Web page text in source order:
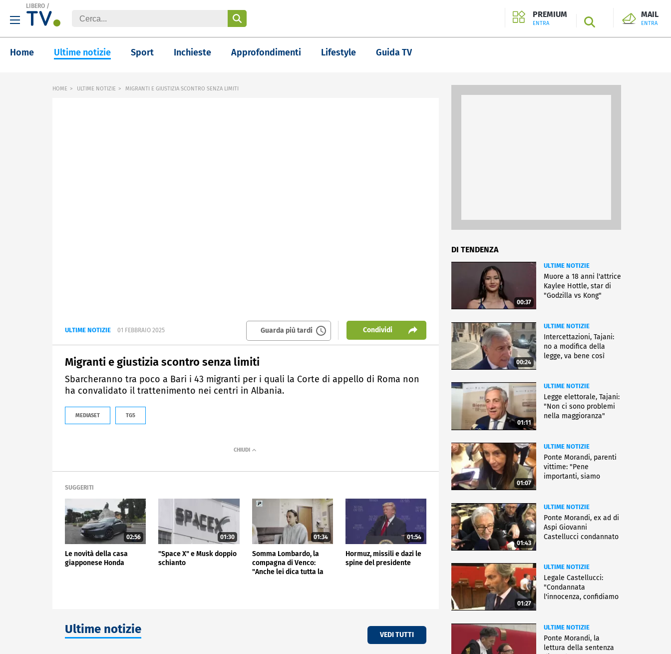
LIBERO /
PREMIUM
ENTRA SEARCH
MAIL
ENTRA
Home Ultime notizie Sport Inchieste Approfondimenti Lifestyle Guida TV
HOME ULTIME NOTIZIE MIGRANTI E GIUSTIZIA SCONTRO SENZA LIMITI
ULTIME NOTIZIE 01 FEBBRAIO 2025 Guarda più tardi Condividi
Migranti e giustizia scontro senza limiti
Sbarcheranno tra poco a Bari i 43 migranti per i quali la Corte di appello di Roma non
ha convalidato il trattenimento nei centri in Albania.
MEDIASET TG5
SUGGERITI
02:56
Le novità della casa
giapponese Honda
01:30
"Space X" e Musk doppio
schianto
01:34
Somma Lombardo, la
compagna di Venco:
"Anche lei dica tutta la
01:54
Hormuz, missili e dazi le
spine del presidente
Ultime notizie VEDI TUTTI
DI TENDENZA
00:37
ULTIME NOTIZIE
Muore a 18 anni l'attrice
Kaylee Hottle, star di
"Godzilla vs Kong"
00:24
ULTIME NOTIZIE
Intercettazioni, Tajani:
no a modifica della
legge, va bene così
01:11
ULTIME NOTIZIE
Legge elettorale, Tajani:
"Non ci sono problemi
nella maggioranza"
01:07
ULTIME NOTIZIE
Ponte Morandi, parenti
vittime: "Pene
importanti, siamo
01:43
ULTIME NOTIZIE
Ponte Morandi, ex ad di
Aspi Giovanni
Castellucci condannato
01:27
ULTIME NOTIZIE
Legale Castellucci:
"Condannata
l'innocenza, confidiamo
ULTIME NOTIZIE
Ponte Morandi, la
lettura della sentenza